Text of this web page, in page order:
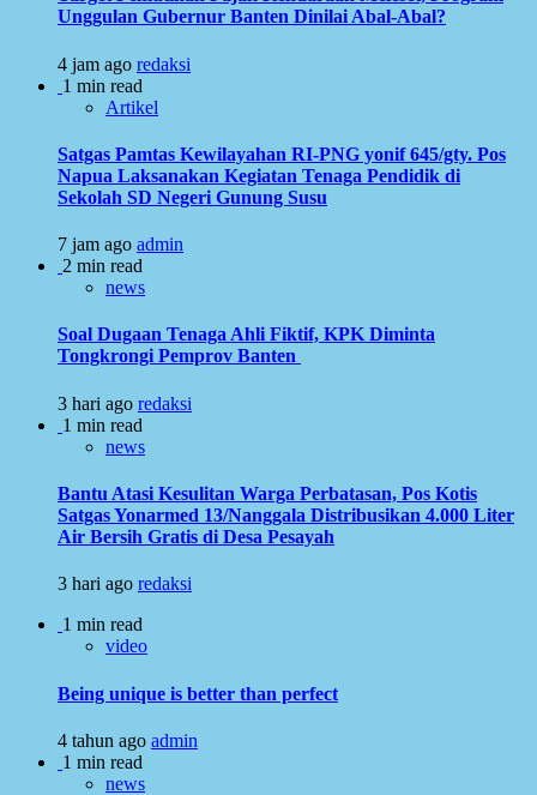
Unggulan Gubernur Banten Dinilai Abal-Abal?
4 jam ago redaksi
1 min read
Artikel
Satgas Pamtas Kewilayahan RI-PNG yonif 645/gty. Pos
Napua Laksanakan Kegiatan Tenaga Pendidik di
Sekolah SD Negeri Gunung Susu
7 jam ago admin
2 min read
news
Soal Dugaan Tenaga Ahli Fiktif, KPK Diminta
Tongkrongi Pemprov Banten
3 hari ago redaksi
1 min read
news
Bantu Atasi Kesulitan Warga Perbatasan, Pos Kotis
Satgas Yonarmed 13/Nanggala Distribusikan 4.000 Liter
Air Bersih Gratis di Desa Pesayah
3 hari ago redaksi
1 min read
video
Being unique is better than perfect
4 tahun ago admin
1 min read
news